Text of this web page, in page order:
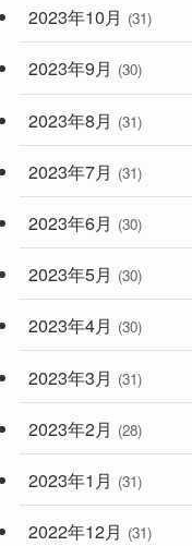
2023年10月 (31)
2023年9月 (30)
2023年8月 (31)
2023年7月 (31)
2023年6月 (30)
2023年5月 (30)
2023年4月 (30)
2023年3月 (31)
2023年2月 (28)
2023年1月 (31)
2022年12月 (31)